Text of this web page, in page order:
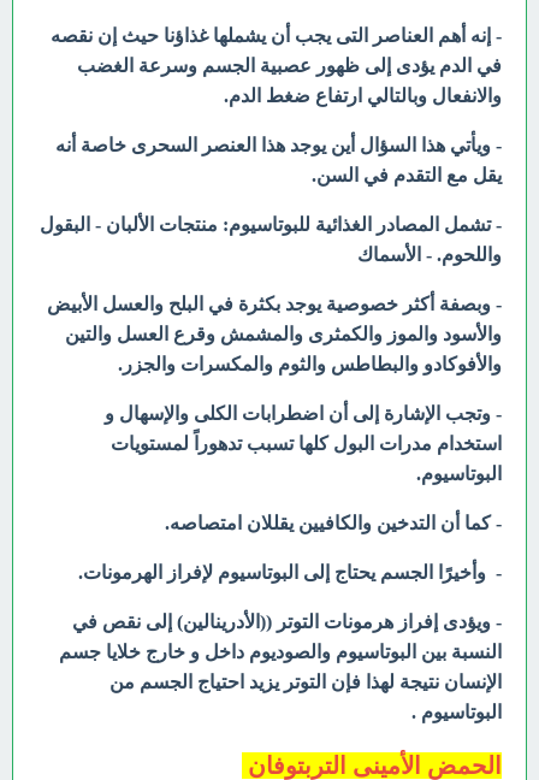
- إنه أهم العناصر التى يجب أن يشملها غذاؤنا حيث إن نقصه
في الدم يؤدى إلى ظهور عصبية الجسم وسرعة الغضب
والانفعال وبالتالي ارتفاع ضغط الدم.
- ويأتي هذا السؤال أين يوجد هذا العنصر السحرى خاصة أنه
يقل مع التقدم في السن.
- تشمل المصادر الغذائية للبوتاسيوم: منتجات الألبان - البقول
واللحوم. - الأسماك
- وبصفة أكثر خصوصية يوجد بكثرة في البلح والعسل الأبيض
والأسود والموز والكمثرى والمشمش وقرع العسل والتين
والأفوكادو والبطاطس والثوم والمكسرات والجزر.
- وتجب الإشارة إلى أن اضطرابات الكلى والإسهال و
استخدام مدرات البول كلها تسبب تدهوراً لمستويات
البوتاسيوم.
- كما أن التدخين والكافيين يقللان امتصاصه.
- وأخيرًا الجسم يحتاج إلى البوتاسيوم لإفراز الهرمونات.
- ويؤدى إفراز هرمونات التوتر ((الأدرينالين) إلى نقص في
النسبة بين البوتاسيوم والصوديوم داخل و خارج خلايا جسم
الإنسان نتيجة لهذا فإن التوتر يزيد احتياج الجسم من
البوتاسيوم .
الحمض الأمينى التربتوفان